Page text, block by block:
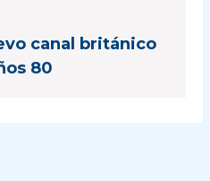
canal británico
80